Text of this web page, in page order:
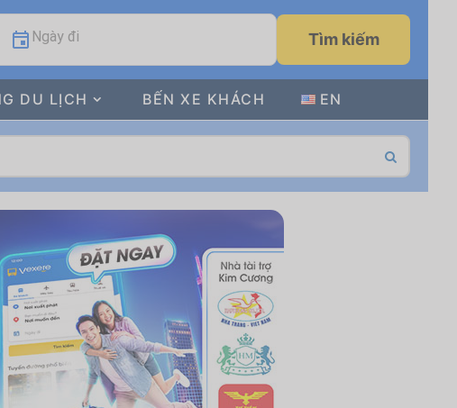
Ngày đi Tìm kiếm
DU LỊCH BẾN XE KHÁCH EN